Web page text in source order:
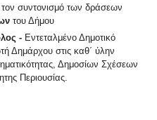
συντονισμό των δράσεων
του Δήμου
- Εντεταλμένο Δημοτικό
Δημάρχου στις καθ΄ ύλην
Δημοσίων Σχέσεων
Περιουσίας.